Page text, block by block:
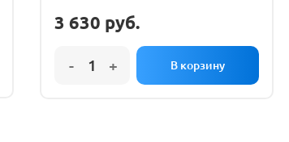
3 630 руб.